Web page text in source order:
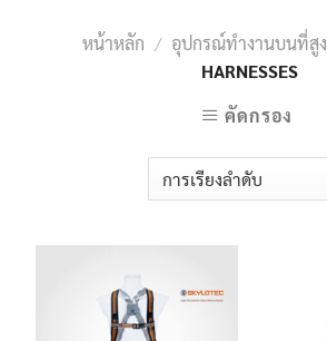
หน้าหลัก / อุปกรณ์ทำงานบนที่สูง
HARNESSES
คัดกรอง